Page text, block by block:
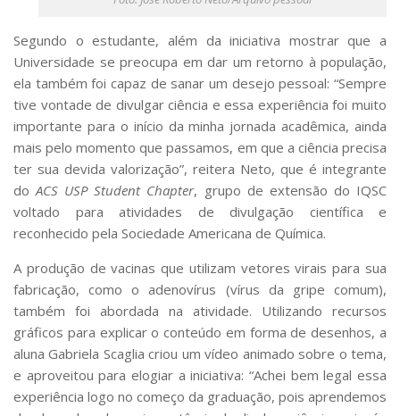
Segundo o estudante, além da iniciativa mostrar que a
Universidade se preocupa em dar um retorno à população,
ela também foi capaz de sanar um desejo pessoal: “Sempre
tive vontade de divulgar ciência e essa experiência foi muito
importante para o início da minha jornada acadêmica, ainda
mais pelo momento que passamos, em que a ciência precisa
ter sua devida valorização”, reitera Neto, que é integrante
doACS USP Student Chapter, grupo de extensão do IQSC
voltado para atividades de divulgação científica e
reconhecido pela Sociedade Americana de Química.
A produção de vacinas que utilizam vetores virais para sua
fabricação, como o adenovírus (vírus da gripe comum),
também foi abordada na atividade. Utilizando recursos
gráficos para explicar o conteúdo em forma de desenhos, a
aluna Gabriela Scaglia criou um vídeo animado sobre o tema,
e aproveitou para elogiar a iniciativa: “Achei bem legal essa
experiência logo no começo da graduação, pois aprendemos